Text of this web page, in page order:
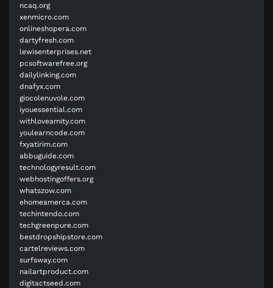
ncaq.org
xenmicro.com
onlineshopera.com
dartyfresh.com
lewisenterprises.net
pcsoftwarefree.org
dailylinking.com
dnafyx.com
giocolenuvole.com
iyouessential.com
withloveamity.com
youlearncode.com
fxyatirim.com
abbuguide.com
technologyresult.com
webhostingoffers.org
whatszow.com
ehomeamerca.com
techintendo.com
techgreenpure.com
bestdropshipstore.com
cartelreviews.com
surfsway.com
nailartproduct.com
digitactseed.com